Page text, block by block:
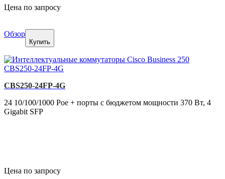
Цена по запросу
Обзор
Купить
CBS250-24FP-4G
24 10/100/1000 Poe + порты с бюджетом мощности 370 Вт, 4
Gigabit SFP
Цена по запросу